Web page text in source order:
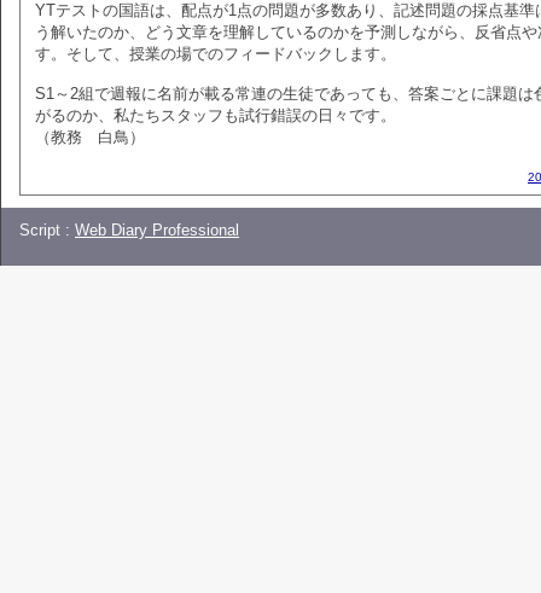
YTテストの国語は、配点が1点の問題が多数あり、記述問題の採点基
う解いたのか、どう文章を理解しているのかを予測しながら、反省点
す。そして、授業の場でのフィードバックします。
S1～2組で週報に名前が載る常連の生徒であっても、答案ごとに課題
がるのか、私たちスタッフも試行錯誤の日々です。
（教務 白鳥）
Script : Web Diary Professional